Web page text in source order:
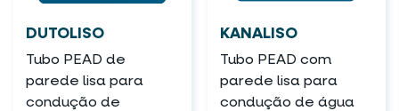
DUTOLISO
Tubo PEAD de
parede lisa para
condução de
KANALISO
Tubo PEAD com
parede lisa para
condução de água